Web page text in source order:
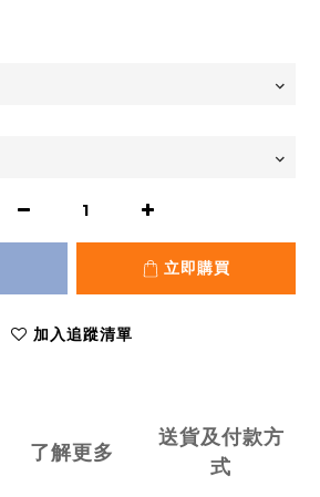
立即購買
加入追蹤清單
了解更多
送貨及付款方
式